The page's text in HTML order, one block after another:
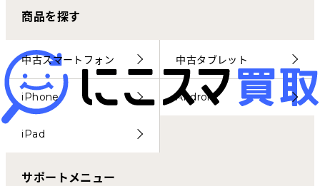
にこスマ通信
マイページ
商品を探す
中古スマートフォン 中古タブレット
iPhone Android
iPad
サポートメニュー